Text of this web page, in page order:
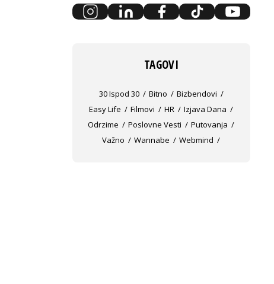
TAGOVI
30 Ispod 30 Bitno
Bizbendovi
Easy Life
Filmovi HR
Izjava Dana
Odrzime
Poslovne Vesti
Putovanja
Važno
Wannabe Webmind